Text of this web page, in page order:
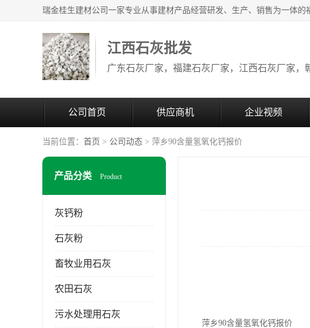
江西石灰批发
公司首页 供应商机 企业视频
当前位置： 首页 > 公司动态 > 萍乡90含量氢氧化钙报价
产品分类 Product
灰钙粉
石灰粉
畜牧业用石灰
农田石灰
污水处理用石灰
萍乡90含量氢氧化钙报价